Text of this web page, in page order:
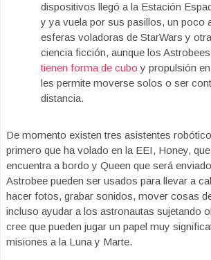
dispositivos llegó a la Estación
y ya vuela por sus pasillos, un poco
esferas voladoras de StarWars y
ciencia ficción, aunque los
tienen forma de cubo y propulsión
les permite moverse solos o ser
distancia.
De momento existen tres asistentes
primero que ha volado en la EEI, Honey,
encuentra a bordo y Queen que será
Astrobee pueden ser usados para llevar a
hacer fotos, grabar sonidos, mover cosas
incluso ayudar a los astronautas sujetando
cree que pueden jugar un papel muy
misiones a la Luna y Marte.